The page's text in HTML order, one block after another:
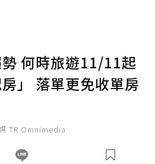
確認送出
數：0點；前往 購買點數
何時旅遊11/11起
」 落單更免收單房
TR Omnimedia